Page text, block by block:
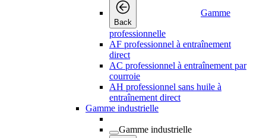
Back
Gamme
professionnelle
AF professionnel à entraînement
direct
AC professionnel à entraînement par
courroie
AH professionnel sans huile à
entraînement direct
Gamme industrielle
Gamme industrielle